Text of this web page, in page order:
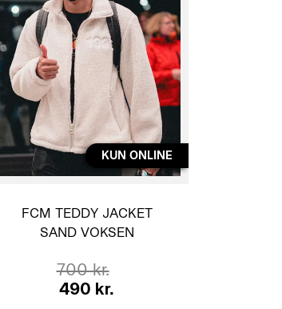
KUN ONLINE
FCM TEDDY JACKET
SAND VOKSEN
700 kr.
490 kr.